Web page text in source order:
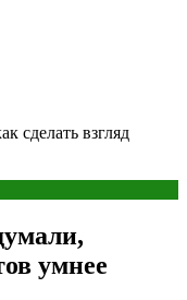
сделать взгляд
умнее